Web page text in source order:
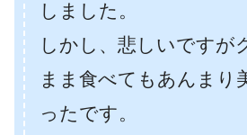
しました。
しかし、悲しいですが
まま食べてもあんまり
ったです。